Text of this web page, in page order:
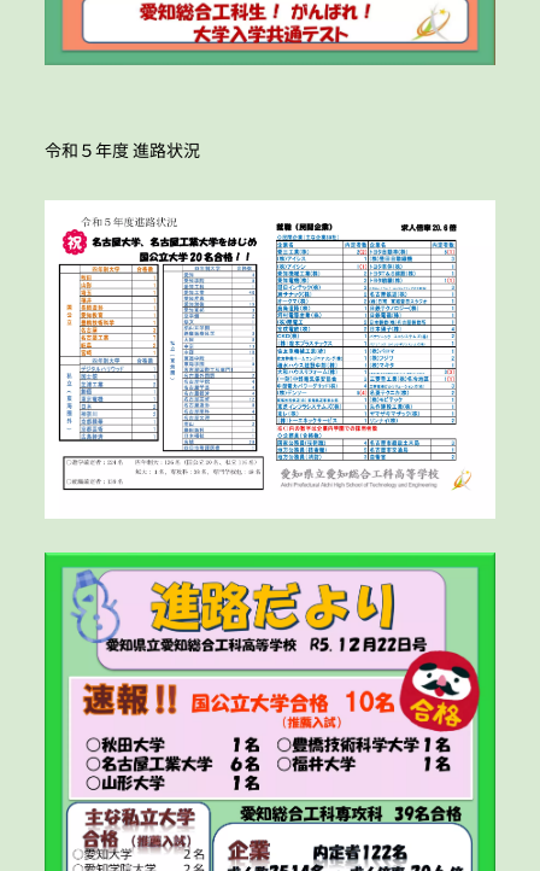
令和５年度 進路状況